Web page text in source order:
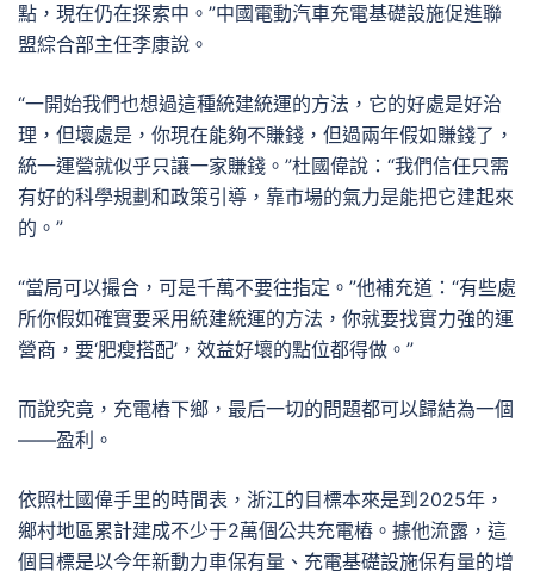
點，現在仍在探索中。”中國電動汽車充電基礎設施促進聯
盟綜合部主任李康說。
“一開始我們也想過這種統建統運的方法，它的好處是好治
理，但壞處是，你現在能夠不賺錢，但過兩年假如賺錢了，
統一運營就似乎只讓一家賺錢。”杜國偉說：“我們信任只需
有好的科學規劃和政策引導，靠市場的氣力是能把它建起來
的。”
“當局可以撮合，可是千萬不要往指定。”他補充道：“有些處
所你假如確實要采用統建統運的方法，你就要找實力強的運
營商，要‘肥瘦搭配’，效益好壞的點位都得做。”
而說究竟，充電樁下鄉，最后一切的問題都可以歸結為一個
——盈利。
依照杜國偉手里的時間表，浙江的目標本來是到2025年，
鄉村地區累計建成不少于2萬個公共充電樁。據他流露，這
個目標是以今年新動力車保有量、充電基礎設施保有量的增